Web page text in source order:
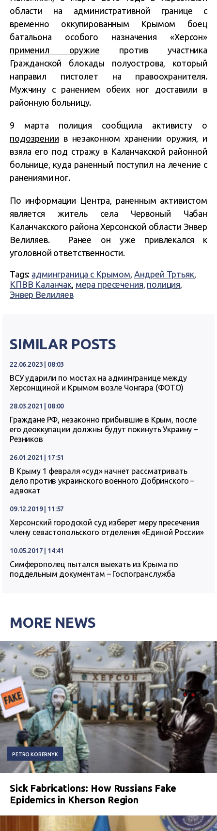
области на административной границе с
временно оккупированным Крымом боец
батальона особого назначения «Херсон»
применил оружие против участника
Гражданской блокады полуострова, который
направил пистолет на правоохранителя.
Мужчину с ранением обеих ног доставили в
районную больницу.
9 марта полиция сообщила активисту о
подозрении в незаконном хранении оружия, и
взяла его под стражу в Каланчакской районной
больнице, куда раненный поступил на лечение с
ранениями ног.
По информации Центра, раненным активистом
является житель села Червоный Чабан
Каланчакского района Херсонской области Энвер
Велиляев. Ранее он уже привлекался к
уголовной ответственности.
Tags: админграница с Крымом, Андрей Тртьяк,
КПВВ Каланчак, мера пресечения, полиция,
Энвер Велиляев
SIMILAR POSTS
22.06.2023 | 08:03
ВСУ ударили по мостах на админгранице между
Херсонщиной и Крымом возле Чонгара (ФОТО)
28.03.2021 | 08:00
Граждане РФ, незаконно прибывшие в Крым, после
его деоккупации должны будут покинуть Украину –
Резников
26.01.2021 | 17:51
В Крыму 1 февраля «суд» начнет рассматривать
дело против украинского военного Добринского –
адвокат
09.12.2019 | 11:57
Херсонский городской суд изберет меру пресечения
члену севастопольского отделения «Единой России»
10.05.2017 | 14:41
Симферополец пытался выехать из Крыма по
поддельным документам – Госпогранслужба
MORE NEWS
PETRO KOBERNYK
Sick Fabrications: How Russians Fake
Epidemics in Kherson Region